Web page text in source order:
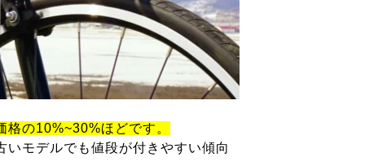
格の10%~30%ほどです。
モデルでも値段が付きやすい傾向